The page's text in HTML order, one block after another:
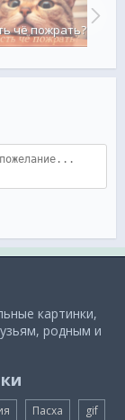
чё пожрать?
картинки,
родным и
Пасха gif